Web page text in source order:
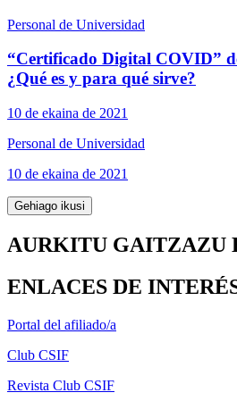
Personal de Universidad
“Certificado Digital COVID”
¿Qué es y para qué sirve?
10 de ekaina de 2021
Personal de Universidad
10 de ekaina de 2021
Gehiago ikusi
AURKITU GAITZAZU
ENLACES DE
Portal del afiliado/a
Club CSIF
Revista Club CSIF